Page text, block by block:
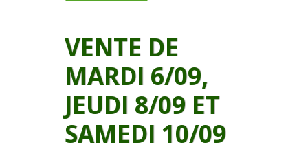
VENTE DE
MARDI 6/09,
JEUDI 8/09 ET
SAMEDI 10/09